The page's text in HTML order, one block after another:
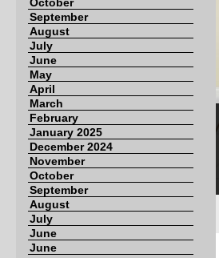
September
August
July
June
May
April
March
February
January 2025
December 2024
November
October
September
August
July
June
June